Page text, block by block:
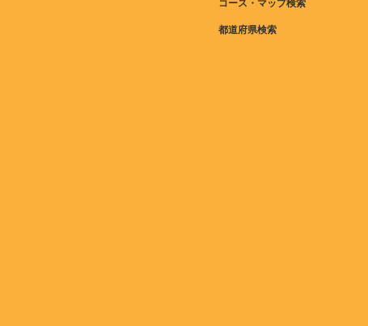
コース・マップ検索
都道府県検索